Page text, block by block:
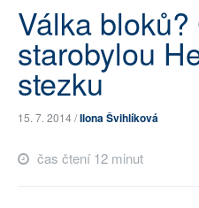
ARCHIV
ROZHOVORY
TÉMATA
NEJČTENĚJŠÍ ZA 7 DNÍ
Válka
starobylou
stezku
15. 7. 2014 /Ilona Švihlíková
čas čtení 12 minut